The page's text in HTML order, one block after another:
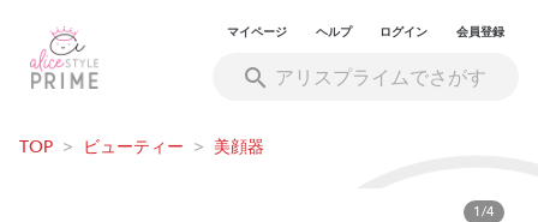
マイページ ヘルプ ログイン 会員登録
TOP > ビューティー > 美顔器
1/4